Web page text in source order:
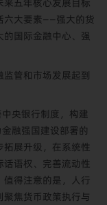
六大要素——强大的货
国际金融中心、强
管和市场发展起到
央银行制度，构建
融强国建设部署的
拓展升级，在系统性
语权、完善流动性
得注意的是，人行
焦货币政策执行与